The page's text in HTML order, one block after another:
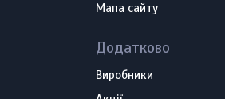
Мапа сайту
Додатково
Виробники